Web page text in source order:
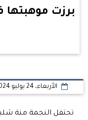
برزت
الأربعاء، 24 يوليو 2024